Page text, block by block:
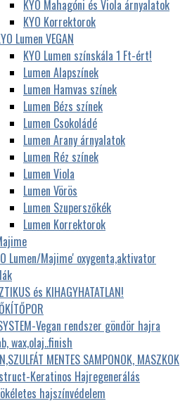
KYO Mahagóni és Viola árnyalatok
KYO Korrektorok
Lumen VEGAN
KYO Lumen színskála 1 Ft-ért!
Lumen Alapszínek
Lumen Hamvas színek
Lumen Bézs színek
Lumen Csokoládé
Lumen Arany árnyalatok
Lumen Réz színek
Lumen Viola
Lumen Vörös
Lumen Szuperszőkék
Lumen Korrektorok
Lumen/Majime' oxygenta,aktivator
és KIHAGYHATATLAN!
Vegan rendszer göndör hajra
wax,olaj..finish
MENTES SAMPONOK, MASZKOK
Keratinos Hajregenerálás
hajszínvédelem